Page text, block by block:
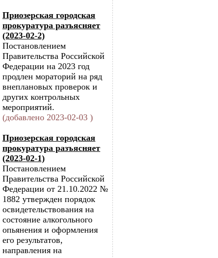
Приозерская городская
прокуратура разъясняет
(2023-02-2)
Постановлением
Правительства Российской
Федерации на 2023 год
продлен мораторий на ряд
внеплановых проверок и
других контрольных
мероприятий.
(добавлено 2023-02-03 )
Приозерская городская
прокуратура разъясняет
(2023-02-1)
Постановлением
Правительства Российской
Федерации от 21.10.2022 №
1882 утвержден порядок
освидетельствования на
состояние алкогольного
опьянения и оформления
его результатов,
направления на